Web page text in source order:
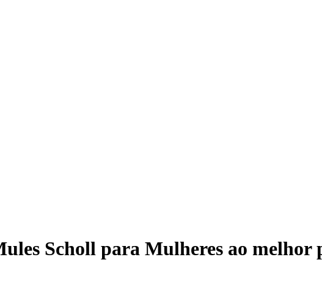
Scholl para Mulheres ao melhor